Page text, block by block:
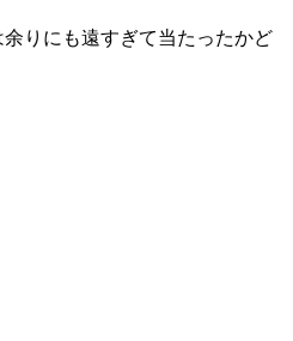
りにも遠すぎて当たったかど